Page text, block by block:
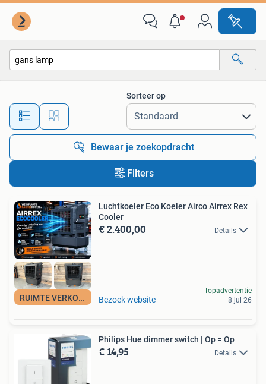
Alle afstanden…
Sorteer op
Bewaar je zoekopdracht
Filters
RUIMTE VERKOELEN
Luchtkoeler Eco Koeler Airco Airrex Rex
Cooler
€ 2.400,00 Details
Bezoek website
Topadvertentie
8 jul 26
Philips Hue dimmer switch | Op = Op
€ 14,95 Details